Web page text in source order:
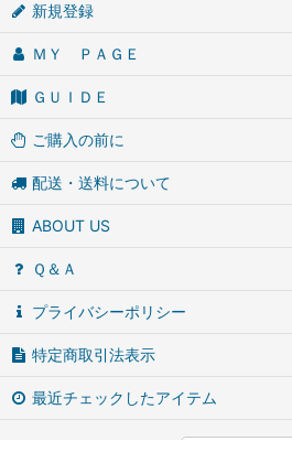
新規登録
ＭＹ ＰＡＧＥ
ＧＵＩＤＥ
ご購入の前に
配送・送料について
ABOUT US
Ｑ＆Ａ
プライバシーポリシー
特定商取引法表示
最近チェックしたアイテム